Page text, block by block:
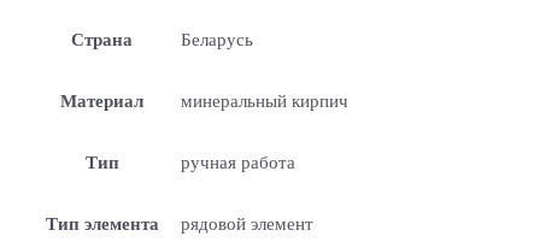
Страна Беларусь
Материал минеральный кирпич
Тип ручная работа
Тип элемента рядовой элемент